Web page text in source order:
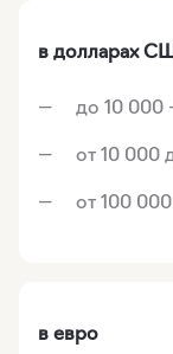
в долларах
до 10 000
от 10 000
от 100
в евро